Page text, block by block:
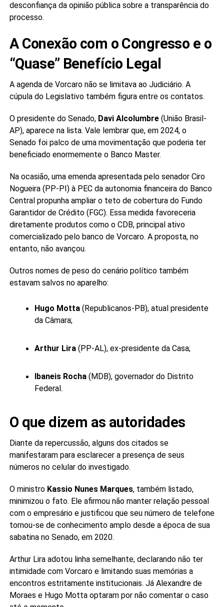
desconfiança da opinião pública sobre a transparência do
processo.
A Conexão com o Congresso e o
“Quase” Benefício Legal
A agenda de Vorcaro não se limitava ao Judiciário. A
cúpula do Legislativo também figura entre os contatos.
O presidente do Senado, Davi Alcolumbre(União Brasil-
AP), aparece na lista. Vale lembrar que, em 2024, o
Senado foi palco de uma movimentação que poderia ter
beneficiado enormemente o Banco Master.
Na ocasião, uma emenda apresentada pelo senador Ciro
Nogueira (PP-PI) à PEC da autonomia financeira do Banco
Central propunha ampliar o teto de cobertura do Fundo
Garantidor de Crédito (FGC). Essa medida favoreceria
diretamente produtos como o CDB, principal ativo
comercializado pelo banco de Vorcaro. A proposta, no
entanto, não avançou.
Outros nomes de peso do cenário político também
estavam salvos no aparelho:
Hugo Motta(Republicanos-PB), atual presidente
da Câmara;
Arthur Lira(PP-AL), ex-presidente da Casa;
Ibaneis Rocha(MDB), governador do Distrito
Federal.
O que dizem as autoridades
Diante da repercussão, alguns dos citados se
manifestaram para esclarecer a presença de seus
números no celular do investigado.
O ministro Kassio Nunes Marques, também listado,
minimizou o fato. Ele afirmou não manter relação pessoal
com o empresário e justificou que seu número de telefone
tornou-se de conhecimento amplo desde a época de sua
sabatina no Senado, em 2020.
Arthur Lira adotou linha semelhante, declarando não ter
intimidade com Vorcaro e limitando suas memórias a
encontros estritamente institucionais. Já Alexandre de
Moraes e Hugo Motta optaram por não comentar o caso